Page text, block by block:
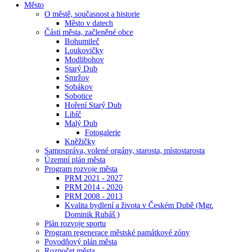
Město
O městě, současnost a historie
Město v datech
Části města, začleněné obce
Bohumileč
Loukovičky
Modlibohov
Starý Dub
Smržov
Sobákov
Sobotice
Hoření Starý Dub
Libíč
Malý Dub
Fotogalerie
Kněžičky
Samospráva, volené orgány, starosta, místostarosta
Územní plán města
Program rozvoje města
PRM 2021 - 2027
PRM 2014 - 2020
PRM 2008 - 2013
Kvalita bydlení a života v Českém Dubě (Mgr.
Dominik Rubáš )
Plán rozvoje sportu
Program regenerace městské památkové zóny
Povodňový plán města